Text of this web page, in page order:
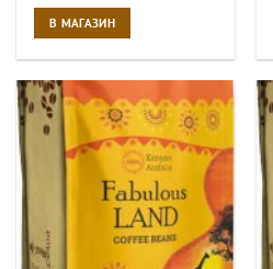
В МАГАЗИН